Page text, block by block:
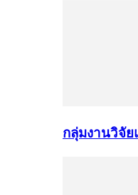
กลุ่มงานวิจั